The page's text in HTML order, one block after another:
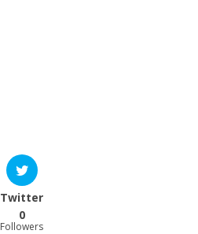
Twitter
0
Followers